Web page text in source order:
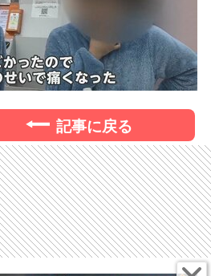
記事に戻る